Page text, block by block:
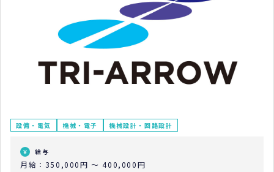
設備・電気 機械・電子 機械設計・回路設計
給与
月給：350,000円 ～ 400,000円